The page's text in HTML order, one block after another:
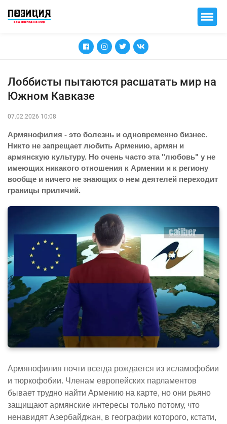
Лоббисты пытаются расшатать мир на
Южном Кавказе
07.02.2026 10:08
Армянофилия - это болезнь и одновременно бизнес.
Никто не запрещает любить Армению, армян и
армянскую культуру. Но очень часто эта "любовь" у не
имеющих никакого отношения к Армении и к региону
вообще и ничего не знающих о нем деятелей переходит
границы приличий.
Армянофилия почти всегда рождается из исламофобии
и тюркофобии. Членам европейских парламентов
бывает трудно найти Армению на карте, но они рьяно
защищают армянские интересы только потому, что
ненавидят Азербайджан, в географии которого, кстати,